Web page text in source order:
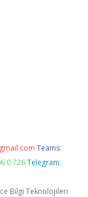
Teams:
0 726 Telegram:
Bilgi Teknolojileri